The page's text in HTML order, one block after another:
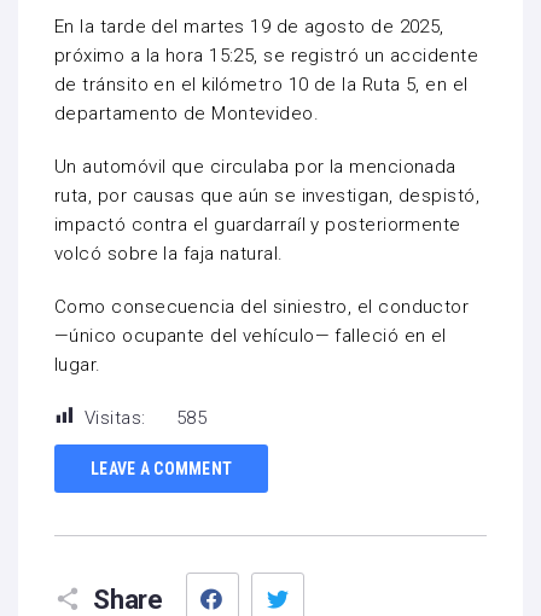
En la tarde del martes 19 de agosto de 2025,
próximo a la hora 15:25, se registró un accidente
de tránsito en el kilómetro 10 de la Ruta 5, en el
departamento de Montevideo.
Un automóvil que circulaba por la mencionada
ruta, por causas que aún se investigan, despistó,
impactó contra el guardarraíl y posteriormente
volcó sobre la faja natural.
Como consecuencia del siniestro, el conductor
—único ocupante del vehículo— falleció en el
lugar.
Visitas: 585
LEAVE A COMMENT
Share
Facebook